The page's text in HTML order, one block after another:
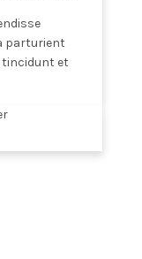
parturient
et